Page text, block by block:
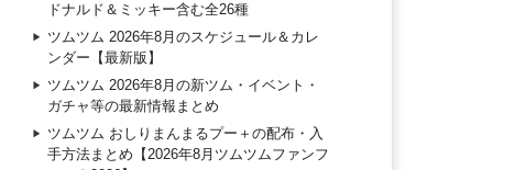
ドナルド＆ミッキー含む全26種
ツムツム 2026年8月のスケジュール＆カレ
ンダー【最新版】
ツムツム 2026年8月の新ツム・イベント・
ガチャ等の最新情報まとめ
ツムツム おしりまんまるプー＋の配布・入
手方法まとめ【2026年8月ツムツムファンフ